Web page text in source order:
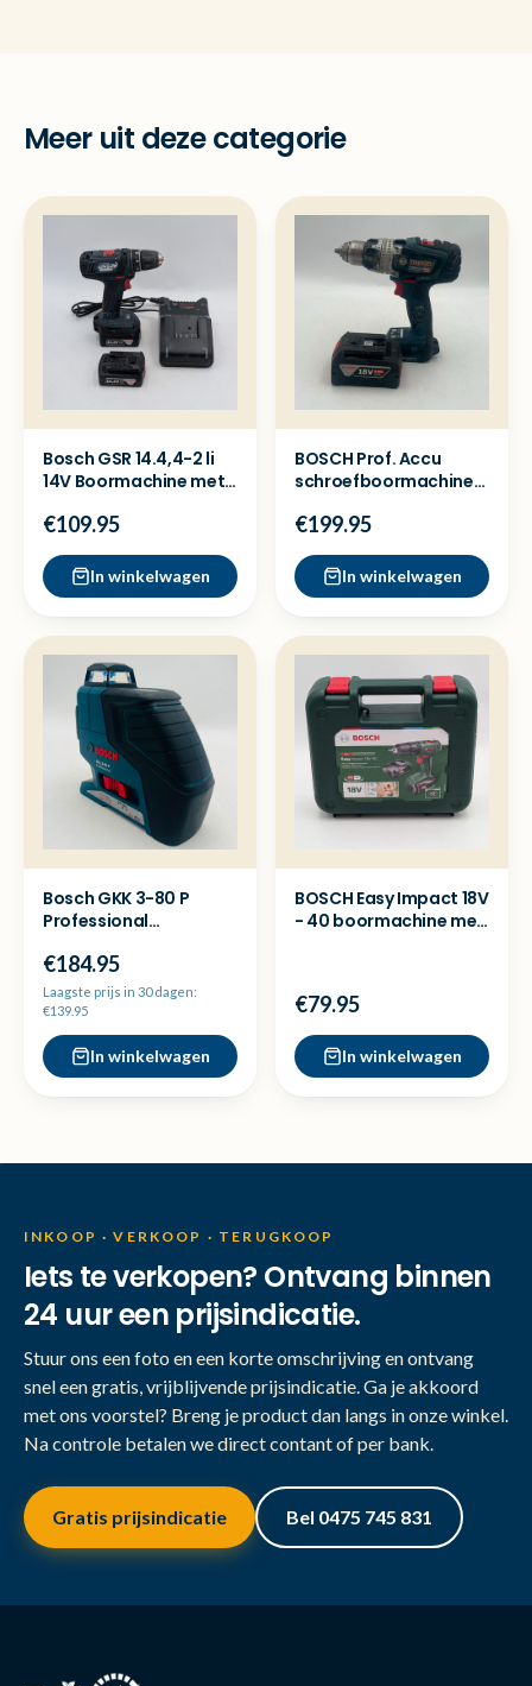
Meer uit deze categorie
Bosch GSR 14.4,4-2 li
14V Boormachine met
€109.95
In winkelwagen
BOSCH Prof. Accu
schroefboormachine
accu
€199.95
In winkelwagen
Bosch GKK 3-80 P
Professional
€184.95
Laagste prijs in 30 dagen:
€139.95
In winkelwagen
BOSCH Easy Impact 18V
- 40 boormachine met
€79.95
In winkelwagen
INKOOP · VERKOOP · TERUGKOOP
Iets te verkopen? Ontvang binnen
24 uur een prijsindicatie.
Stuur ons een foto en een korte omschrijving en ontvang
snel een gratis, vrijblijvende prijsindicatie. Ga je akkoord
met ons voorstel? Breng je product dan langs in onze winkel.
Na controle betalen we direct contant of per bank.
Gratis prijsindicatie Bel 0475 745 831